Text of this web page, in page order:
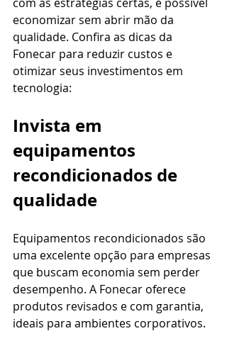
economizar sem abrir mão da
qualidade. Confira as dicas da
Fonecar para reduzir custos e
otimizar seus investimentos em
tecnologia:
Invista em
equipamentos
recondicionados de
qualidade
Equipamentos recondicionados são
uma excelente opção para empresas
que buscam economia sem perder
desempenho. A Fonecar oferece
produtos revisados e com garantia,
ideais para ambientes corporativos.